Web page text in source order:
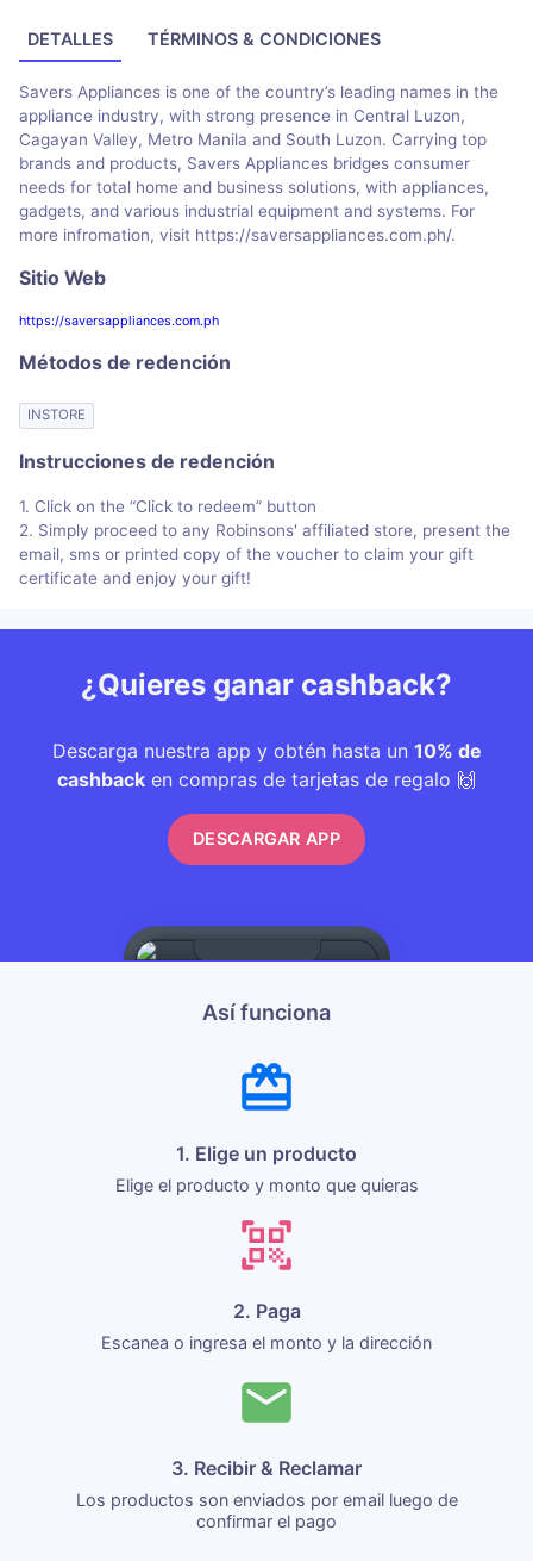
DETALLES TÉRMINOS & CONDICIONES
Savers Appliances is one of the country’s leading names in the
appliance industry, with strong presence in Central Luzon,
Cagayan Valley, Metro Manila and South Luzon. Carrying top
brands and products, Savers Appliances bridges consumer
needs for total home and business solutions, with appliances,
gadgets, and various industrial equipment and systems. For
more infromation, visit https://saversappliances.com.ph/.
Sitio Web
https://saversappliances.com.ph
Métodos de redención
INSTORE
Instrucciones de redención
1. Click on the “Click to redeem” button
2. Simply proceed to any Robinsons' affiliated store, present the
email, sms or printed copy of the voucher to claim your gift
certificate and enjoy your gift!
¿Quieres ganar cashback?
Descarga nuestra app y obtén hasta un 10% de
cashback en compras de tarjetas de regalo 🙌
DESCARGAR APP
Así funciona
1. Elige un producto
Elige el producto y monto que quieras
2. Paga
Escanea o ingresa el monto y la dirección
3. Recibir & Reclamar
Los productos son enviados por email luego de
confirmar el pago